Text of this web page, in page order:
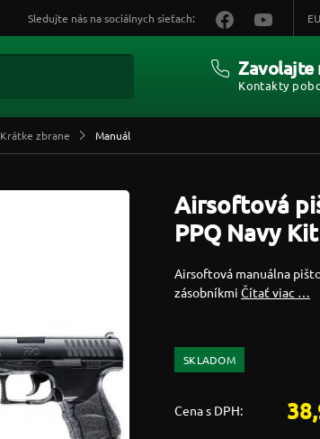
Krátke zbrane Manuál
Airsoftová
PPQ Navy
Airsoftová manuálna
zásobníkmi Čítať viac …
SKLADOM
Cena s DPH:
Sledujte nás na sociálnych sieťach:
Zavolajte
Kontakty